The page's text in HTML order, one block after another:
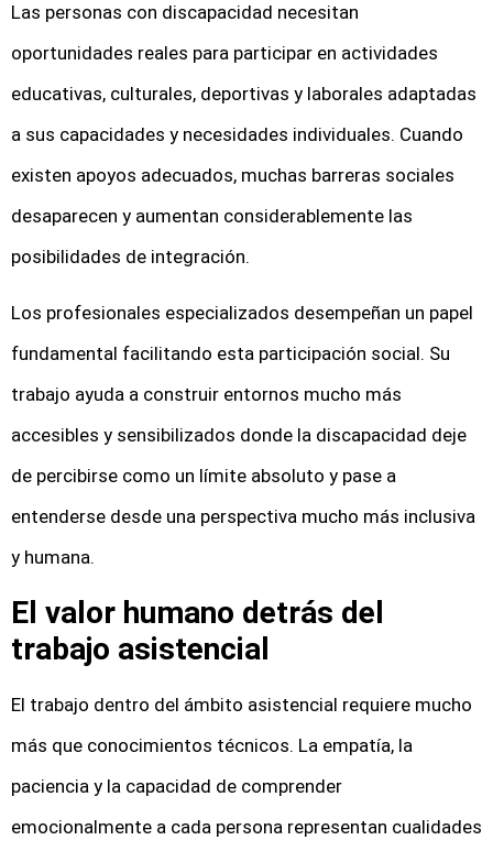
Las personas con discapacidad necesitan
oportunidades reales para participar en actividades
educativas, culturales, deportivas y laborales adaptadas
a sus capacidades y necesidades individuales. Cuando
existen apoyos adecuados, muchas barreras sociales
desaparecen y aumentan considerablemente las
posibilidades de integración.
Los profesionales especializados desempeñan un papel
fundamental facilitando esta participación social. Su
trabajo ayuda a construir entornos mucho más
accesibles y sensibilizados donde la discapacidad deje
de percibirse como un límite absoluto y pase a
entenderse desde una perspectiva mucho más inclusiva
y humana.
El valor humano detrás del
trabajo asistencial
El trabajo dentro del ámbito asistencial requiere mucho
más que conocimientos técnicos. La empatía, la
paciencia y la capacidad de comprender
emocionalmente a cada persona representan cualidades